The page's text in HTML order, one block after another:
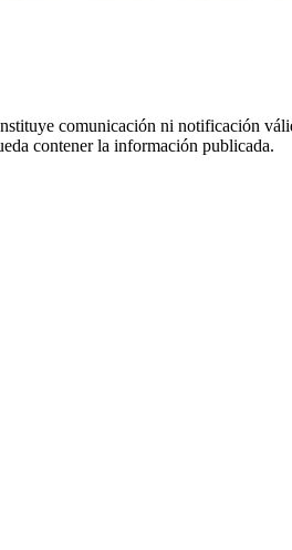
comunicación ni notificación
contener la información publicada.